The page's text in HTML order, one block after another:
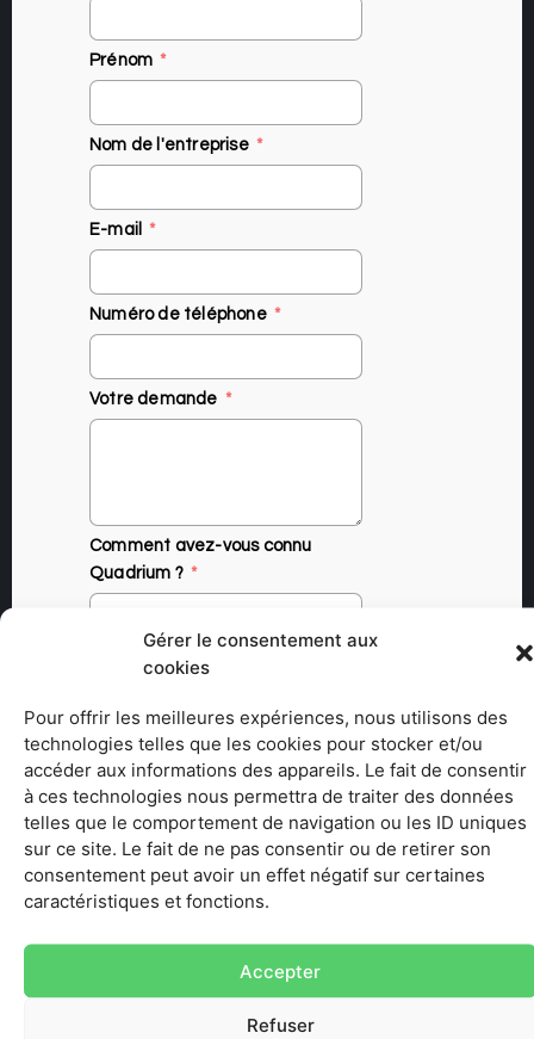
Gérer le consentement aux
cookies
Pour offrir les meilleures expériences, nous utilisons des
technologies telles que les cookies pour stocker et/ou
accéder aux informations des appareils. Le fait de consentir
à ces technologies nous permettra de traiter des données
telles que le comportement de navigation ou les ID uniques
sur ce site. Le fait de ne pas consentir ou de retirer son
consentement peut avoir un effet négatif sur certaines
caractéristiques et fonctions.
Accepter
Refuser
Prénom
Nom de l'entreprise
E-mail
Numéro de téléphone
Votre demande
Comment avez-vous connu
Quadrium ?
Je consens à ce que ce site
envoyé afin de pouvoir
répondre à ma demande.
Envoyer
EXPLOREZ NOTRE
F.A.Q